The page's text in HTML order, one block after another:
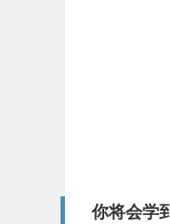
你将会学